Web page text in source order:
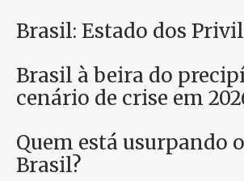
Brasil: Estado dos
Brasil à beira do
cenário de crise em
Quem está usurpando
Brasil?